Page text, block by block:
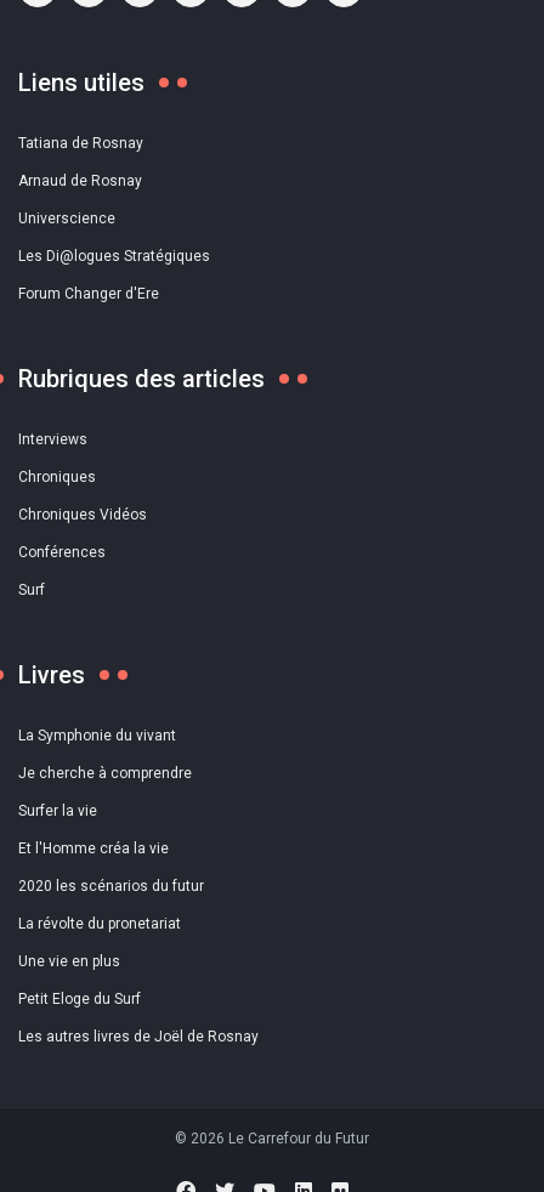
Liens utiles
Tatiana de Rosnay
Arnaud de Rosnay
Universcience
Les Di@logues Stratégiques
Forum Changer d'Ere
Rubriques des articles
Interviews
Chroniques
Chroniques Vidéos
Conférences
Surf
Livres
La Symphonie du vivant
Je cherche à comprendre
Surfer la vie
Et l'Homme créa la vie
2020 les scénarios du futur
La révolte du pronetariat
Une vie en plus
Petit Eloge du Surf
Les autres livres de Joël de Rosnay
© 2026 Le Carrefour du Futur